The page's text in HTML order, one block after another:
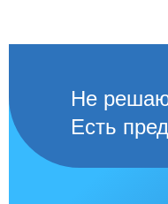
Не
Есть